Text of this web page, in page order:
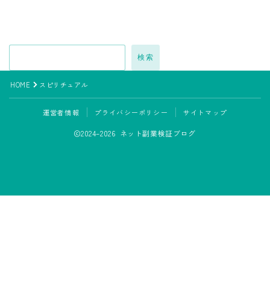
検索
HOME スピリチュアル
運営者情報 プライバシーポリシー サイトマップ
2024–2026 ネット副業検証ブログ